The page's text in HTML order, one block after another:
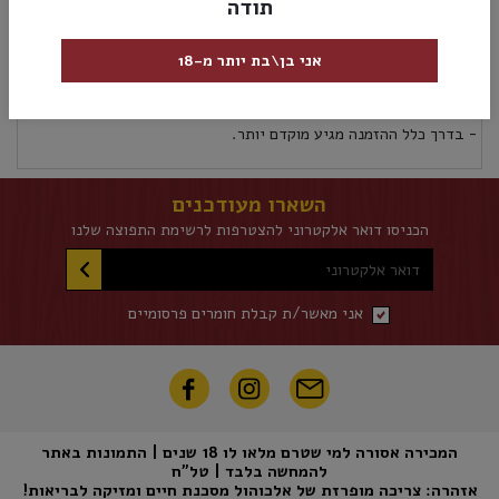
מק”ט:5011348023458
- בדרך כלל ההזמנה מגיע מוקדם יותר.
השארו מעודכנים
הכניסו דואר אלקטרוני להצטרפות לרשימת התפוצה שלנו
דואר אלקטרוני
אני מאשר/ת קבלת חומרים פרסומיים
המכירה אסורה למי שטרם מלאו לו 18 שנים | התמונות באתר
להמחשה בלבד | טל"ח
אזהרה: צריכה מופרזת של אלכוהול מסכנת חיים ומזיקה לבריאות!
תודה
אני בן\בת יותר מ-18